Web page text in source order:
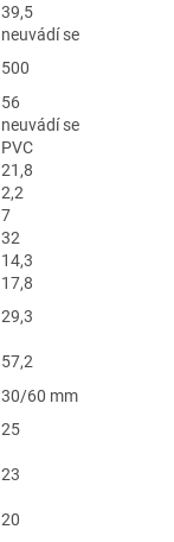
39,5
neuvádí se
500
56
neuvádí se
PVC
21,8
2,2
7
32
14,3
17,8
29,3
57,2
30/60 mm
25
23
20